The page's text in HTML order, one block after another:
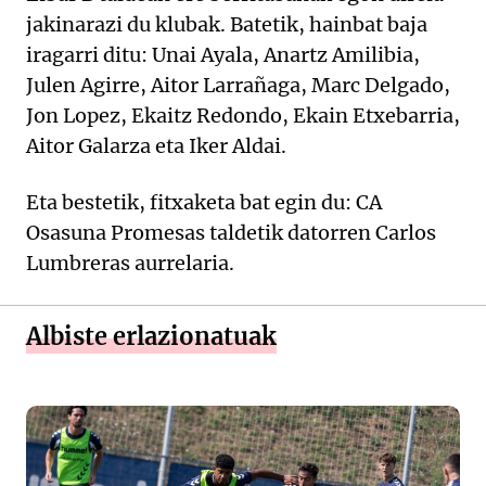
jakinarazi du klubak. Batetik, hainbat baja
iragarri ditu: Unai Ayala, Anartz Amilibia,
Julen Agirre, Aitor Larrañaga, Marc Delgado,
Jon Lopez, Ekaitz Redondo, Ekain Etxebarria,
Aitor Galarza eta Iker Aldai.
Eta bestetik, fitxaketa bat egin du: CA
Osasuna Promesas taldetik datorren Carlos
Lumbreras aurrelaria.
Albiste erlazionatuak